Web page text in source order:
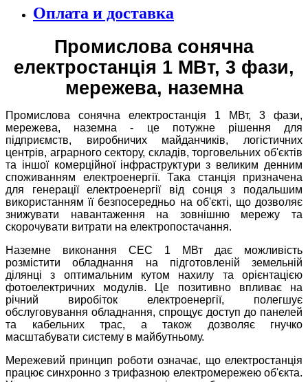
Оплата и доставка
Промислова сонячна
електростанція 1 МВт, 3 фази,
мережева, наземна
Промислова сонячна електростанція 1 МВт, 3 фази,
мережева, наземна - це потужне рішення для
підприємств, виробничих майданчиків, логістичних
центрів, аграрного сектору, складів, торговельних об'єктів
та іншої комерційної інфраструктури з великим денним
споживанням електроенергії. Така станція призначена
для генерації електроенергії від сонця з подальшим
використанням її безпосередньо на об'єкті, що дозволяє
знижувати навантаження на зовнішню мережу та
скорочувати витрати на електропостачання.
Наземне виконання СЕС 1 МВт дає можливість
розмістити обладнання на підготовленій земельній
ділянці з оптимальним кутом нахилу та орієнтацією
фотоелектричних модулів. Це позитивно впливає на
річний виробіток електроенергії, полегшує
обслуговування обладнання, спрощує доступ до панелей
та кабельних трас, а також дозволяє гнучко
масштабувати систему в майбутньому.
Мережевий принцип роботи означає, що електростанція
працює синхронно з трифазною електромережею об'єкта.